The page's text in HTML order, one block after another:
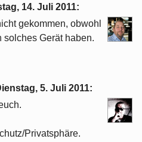
14. Juli 2011:
gekommen, obwohl
Gerät haben.
5. Juli 2011:
Privatsphäre.